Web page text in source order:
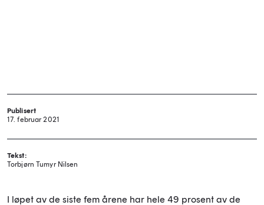
Publisert
17. februar 2021
Tekst:
Torbjørn Tumyr Nilsen
I løpet av de siste fem årene har hele 49 prosent av de